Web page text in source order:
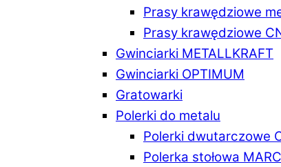
Prasy krawędziowe
Prasy krawędziowe
Gwinciarki METALLKRAFT
Gwinciarki OPTIMUM
Gratowarki
Polerki do metalu
Polerki dwutarczowe
Polerka stołowa